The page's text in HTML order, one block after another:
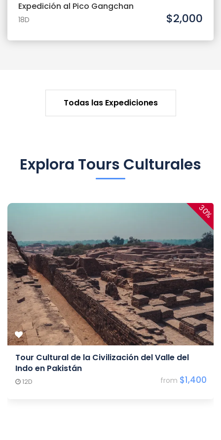
Expedición al Pico Gangchan
18D $2,000
Todas las Expediciones
Explora Tours Culturales
30%
Tour Cultural de la Civilización del Valle del
Indo en Pakistán
12D from $1,400